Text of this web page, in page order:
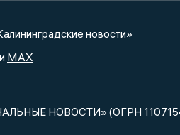
новости»
MAX
НОВОСТИ» (ОГРН